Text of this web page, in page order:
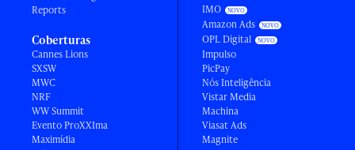
Reports
Coberturas
Cannes Lions
SXSW
MWC
NRF
WW Summit
Evento ProXXIma
Maximídia
IMO
Amazon Ads
OPL Digital
Impulso
PicPay
Nós Inteligência
Vistar Media
Machina
Viasat Ads
Magnite